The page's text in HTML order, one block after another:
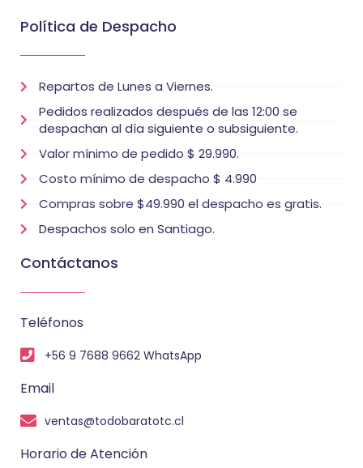
Política de Despacho
Repartos de Lunes a Viernes.
Pedidos realizados después de las 12:00 se
despachan al día siguiente o subsiguiente.
Valor mínimo de pedido $ 29.990.
Costo mínimo de despacho $ 4.990
Compras sobre $49.990 el despacho es gratis.
Despachos solo en Santiago.
Contáctanos
Teléfonos
+56 9 7688 9662 WhatsApp
Email
ventas@todobaratotc.cl
Horario de Atención